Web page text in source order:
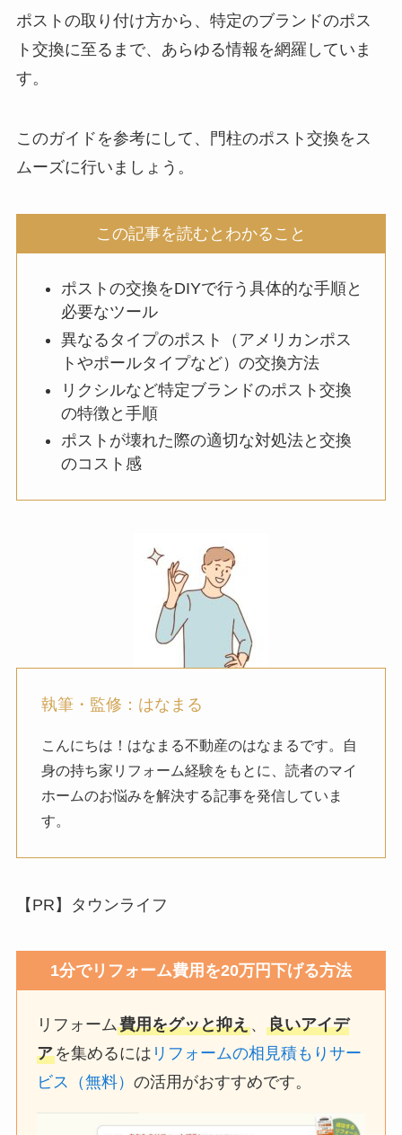
ポストの取り付け方から、特定のブランドのポス
ト交換に至るまで、あらゆる情報を網羅していま
す。
このガイドを参考にして、門柱のポスト交換をス
ムーズに行いましょう。
この記事を読むとわかること
ポストの交換をDIYで行う具体的な手順と
必要なツール
異なるタイプのポスト（アメリカンポス
トやポールタイプなど）の交換方法
リクシルなど特定ブランドのポスト交換
の特徴と手順
ポストが壊れた際の適切な対処法と交換
のコスト感
執筆・監修：はなまる
こんにちは！はなまる不動産のはなまるです。自
身の持ち家リフォーム経験をもとに、読者のマイ
ホームのお悩みを解決する記事を発信していま
す。
【PR】タウンライフ
1分でリフォーム費用を20万円下げる方法
リフォーム費用をグッと抑え、良いアイデ
アを集めるには リフォームの相見積もりサー
ビス（無料）の活用がおすすめです。